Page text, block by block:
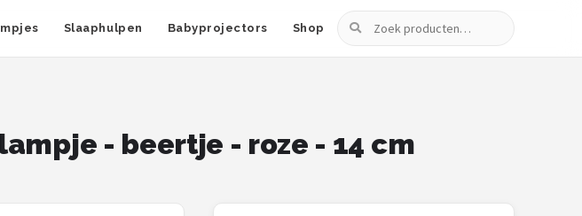
Slaaphulpen Babyprojectors Shop
Zoeken
- beertje - roze - 14 cm